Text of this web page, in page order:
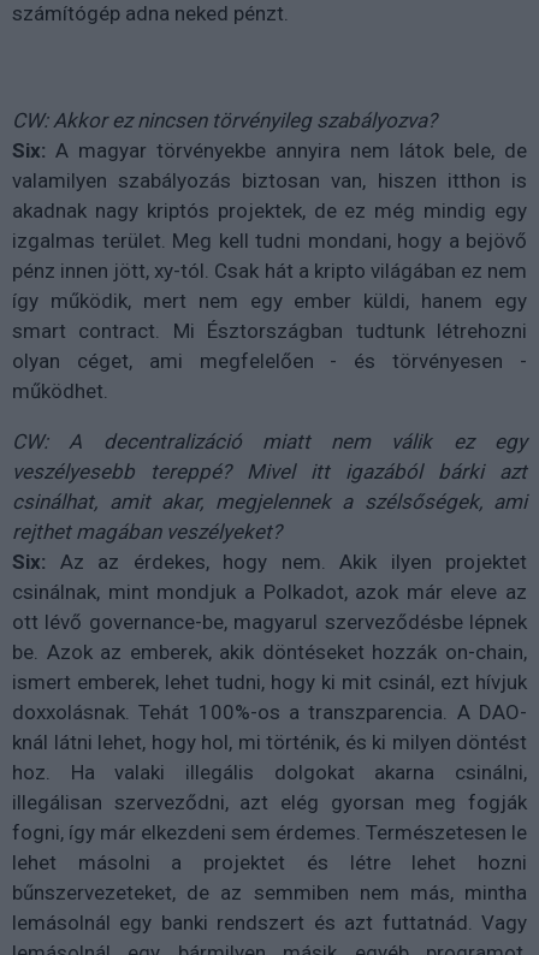
számítógép adna neked pénzt.
CW: Akkor ez nincsen törvényileg szabályozva?
Six: A magyar törvényekbe annyira nem látok bele, de
valamilyen szabályozás biztosan van, hiszen itthon is
akadnak nagy kriptós projektek, de ez még mindig egy
izgalmas terület. Meg kell tudni mondani, hogy a bejövő
pénz innen jött, xy-tól. Csak hát a kripto világában ez nem
így működik, mert nem egy ember küldi, hanem egy
smart contract. Mi Észtországban tudtunk létrehozni
olyan céget, ami megfelelően - és törvényesen -
működhet.
CW: A decentralizáció miatt nem válik ez egy
veszélyesebb tereppé? Mivel itt igazából bárki azt
csinálhat, amit akar, megjelennek a szélsőségek, ami
rejthet magában veszélyeket?
Six: Az az érdekes, hogy nem. Akik ilyen projektet
csinálnak, mint mondjuk a Polkadot, azok már eleve az
ott lévő governance-be, magyarul szerveződésbe lépnek
be. Azok az emberek, akik döntéseket hozzák on-chain,
ismert emberek, lehet tudni, hogy ki mit csinál, ezt hívjuk
doxxolásnak. Tehát 100%-os a transzparencia. A DAO-
knál látni lehet, hogy hol, mi történik, és ki milyen döntést
hoz. Ha valaki illegális dolgokat akarna csinálni,
illegálisan szerveződni, azt elég gyorsan meg fogják
fogni, így már elkezdeni sem érdemes. Természetesen le
lehet másolni a projektet és létre lehet hozni
bűnszervezeteket, de az semmiben nem más, mintha
lemásolnál egy banki rendszert és azt futtatnád. Vagy